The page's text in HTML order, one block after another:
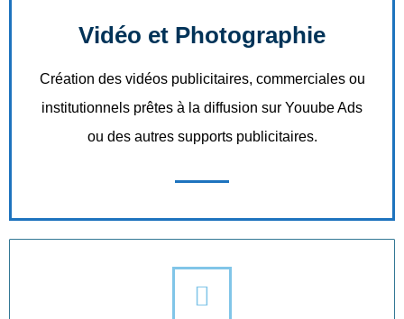
Vidéo et Photographie
Création des vidéos publicitaires, commerciales ou
institutionnels prêtes à la diffusion sur Youube Ads
ou des autres supports publicitaires.